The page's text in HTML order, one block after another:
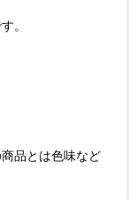
。
品とは色味など